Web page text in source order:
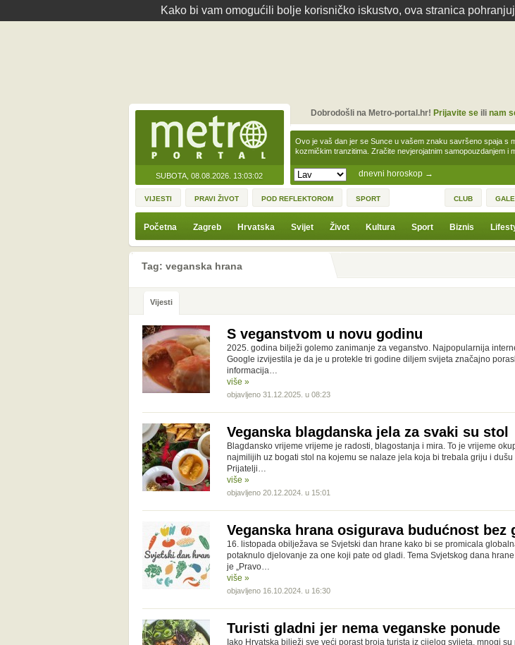
Kako bi vam omogućili bolje korisničko iskustvo, ova stranica
SUBOTA, 08.08.2026. 13:03:02 dnevni horoskop →
Ovo je vaš dan jer se Sunce u vašem znaku savršeno spaja s
kozmičkim tranzitima. Zračite nevjerojatnim samopouzdanjem i
Dobrodošli na Metro-portal.hr! Prijavite seili nam
VIJESTI PRAVI ŽIVOT POD REFLEKTOROM SPORT CLUB
Početna Zagreb Hrvatska Svijet Život Kultura Sport Biznis
Tag: veganska hrana
Vijesti
S veganstvom u novu godinu
2025. godina bilježi golemo zanimanje za veganstvo. Najpopularnija
Google izvijestila je da je u protekle tri godine diljem svijeta značajno
informacija…
više »
objavljeno 31.12.2025. u 08:23
Veganska blagdanska jela za svaki su stol
Blagdansko vrijeme vrijeme je radosti, blagostanja i mira. To je vrijeme
najmilijih uz bogati stol na kojemu se nalaze jela koja bi trebala griju i dušu
Prijatelji…
više »
objavljeno 20.12.2024. u 15:01
Veganska hrana osigurava budućnost bez
16. listopada obilježava se Svjetski dan hrane kako bi se promicala
potaknulo djelovanje za one koji pate od gladi. Tema Svjetskog dana
je „Pravo…
više »
objavljeno 16.10.2024. u 16:30
Turisti gladni jer nema veganske ponude
Iako Hrvatska bilježi sve veći porast broja turista iz cijelog svijeta, mnogi